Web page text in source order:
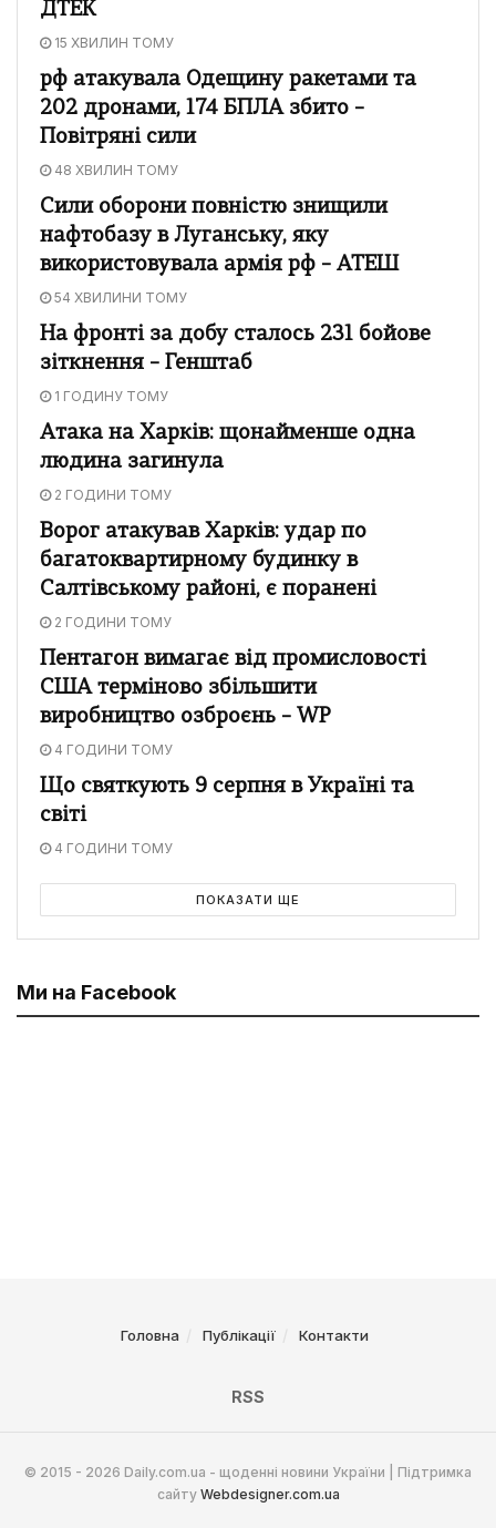
ДТЕК
15 ХВИЛИН ТОМУ
рф атакувала Одещину ракетами та
202 дронами, 174 БПЛА збито –
Повітряні сили
48 ХВИЛИН ТОМУ
Сили оборони повністю знищили
нафтобазу в Луганську, яку
використовувала армія рф – АТЕШ
54 ХВИЛИНИ ТОМУ
На фронті за добу сталось 231 бойове
зіткнення – Генштаб
1 ГОДИНУ ТОМУ
Атака на Харків: щонайменше одна
людина загинула
2 ГОДИНИ ТОМУ
Ворог атакував Харків: удар по
багатоквартирному будинку в
Салтівському районі, є поранені
2 ГОДИНИ ТОМУ
Пентагон вимагає від промисловості
США терміново збільшити
виробництво озброєнь – WP
4 ГОДИНИ ТОМУ
Що святкують 9 серпня в Україні та
світі
4 ГОДИНИ ТОМУ
ПОКАЗАТИ ЩЕ
Ми на Facebook
Головна Публікації Контакти
RSS
© 2015 - 2026 Daily.com.ua - щоденні новини України | Підтримка
сайту Webdesigner.com.ua